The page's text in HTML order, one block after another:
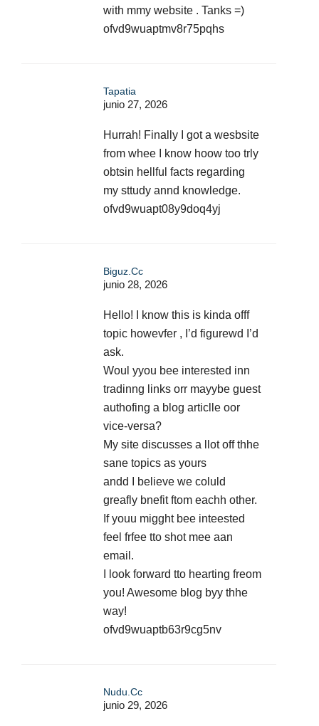
with mmy website . Tanks =)
ofvd9wuaptmv8r75pqhs
Tapatia
junio 27, 2026
Hurrah! Finally I got a wesbsite
from whee I know hoow too trly
obtsin hellful facts regarding
my sttudy annd knowledge.
ofvd9wuapt08y9doq4yj
Biguz.cc
junio 28, 2026
Hello! I know this is kinda offf
topic howevfer , I’d figurewd I’d
ask.
Woul yyou bee interested inn
tradinng links orr mayybe guest
authofing a blog articlle oor
vice-versa?
My site discusses a llot off thhe
sane topics as yours
andd I believe we coluld
greafly bnefit ftom eachh other.
If youu migght bee inteested
feel frfee tto shot mee aan
email.
I look forward tto hearting freom
you! Awesome blog byy thhe
way!
ofvd9wuaptb63r9cg5nv
Nudu.cc
junio 29, 2026